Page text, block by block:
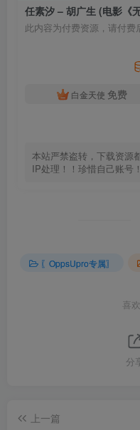
此内容为付费资源，请付费
白金天使 免费
本站严禁盗转，下载资源
IP处理！！珍惜自己账号
〖OppsUpro专属〗
喜
分
上一篇